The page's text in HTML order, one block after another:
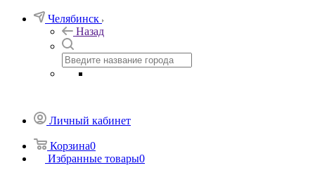
Челябинск
Назад
Личный кабинет
Корзина0
Избранные товары0